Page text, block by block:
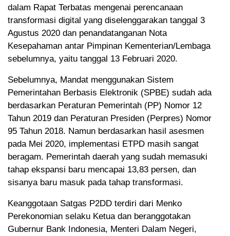
dalam Rapat Terbatas mengenai perencanaan
transformasi digital yang diselenggarakan tanggal 3
Agustus 2020 dan penandatanganan Nota
Kesepahaman antar Pimpinan Kementerian/Lembaga
sebelumnya, yaitu tanggal 13 Februari 2020.
Sebelumnya, Mandat menggunakan Sistem
Pemerintahan Berbasis Elektronik (SPBE) sudah ada
berdasarkan Peraturan Pemerintah (PP) Nomor 12
Tahun 2019 dan Peraturan Presiden (Perpres) Nomor
95 Tahun 2018. Namun berdasarkan hasil asesmen
pada Mei 2020, implementasi ETPD masih sangat
beragam. Pemerintah daerah yang sudah memasuki
tahap ekspansi baru mencapai 13,83 persen, dan
sisanya baru masuk pada tahap transformasi.
Keanggotaan Satgas P2DD terdiri dari Menko
Perekonomian selaku Ketua dan beranggotakan
Gubernur Bank Indonesia, Menteri Dalam Negeri,